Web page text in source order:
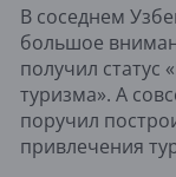
В соседнем
большое
получил статус
туризма». А
поручил
привлечения